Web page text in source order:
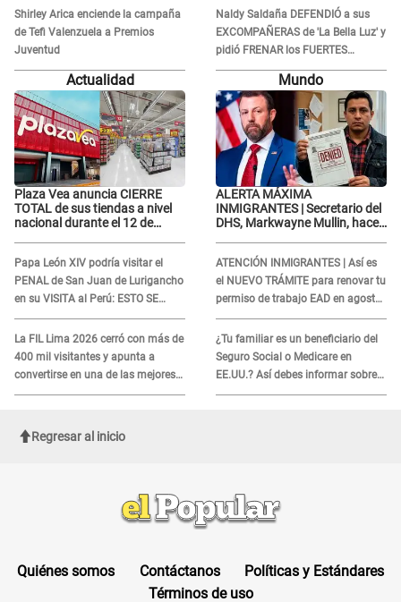
Shirley Arica enciende la campaña
de Tefi Valenzuela a Premios
Juventud
Naldy Saldaña DEFENDIÓ a sus
EXCOMPAÑERAS de 'La Bella Luz' y
pidió FRENAR los FUERTES
ATAQUES en redes: “Aquí el único
Actualidad
Plaza Vea anuncia CIERRE
TOTAL de sus tiendas a nivel
nacional durante el 12 de
Papa León XIV podría visitar el
PENAL de San Juan de Lurigancho
en su VISITA al Perú: ESTO SE
SABE
La FIL Lima 2026 cerró con más de
400 mil visitantes y apunta a
convertirse en una de las mejores
ferias de Latinoamérica
Mundo
ALERTA MÁXIMA
INMIGRANTES | Secretario del
DHS, Markwayne Mullin, hace
ATENCIÓN INMIGRANTES | Así es
el NUEVO TRÁMITE para renovar tu
permiso de trabajo EAD en agosto
del 2026
¿Tu familiar es un beneficiario del
Seguro Social o Medicare en
EE.UU.? Así debes informar sobre
su muerte para EVITAR COBROS
Regresar al inicio
Quiénes somos Contáctanos
Políticas y Estándares
Términos de uso